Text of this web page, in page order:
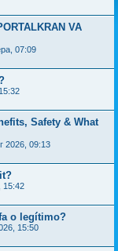
VA
07:09
Safety & What
2026, 09:13
15:42
o legítimo?
15:50